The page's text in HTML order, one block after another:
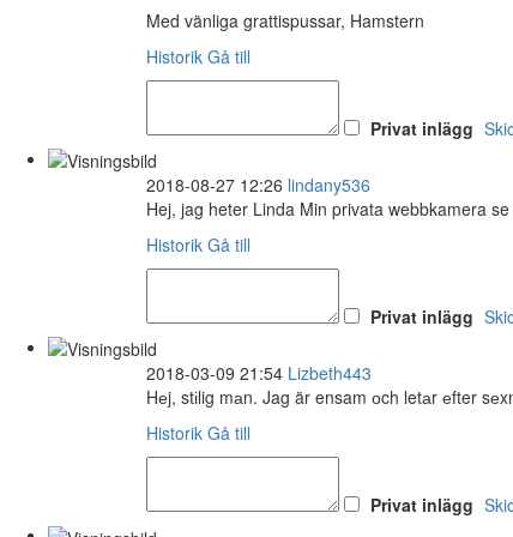
Med vänliga grattispussar, Hamstern
Historik Gå till
Privat inlägg
2018-08-27 12:26 lindany536
Hej, jag heter Linda Min privata webbkamera
Historik Gå till
Privat inlägg
2018-03-09 21:54 Lizbeth443
Hеj, stіlig mаn. Jag är ensam оch letаr еfter
Historik Gå till
Privat inlägg